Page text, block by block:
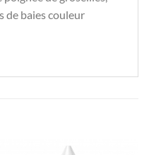
de baies couleur